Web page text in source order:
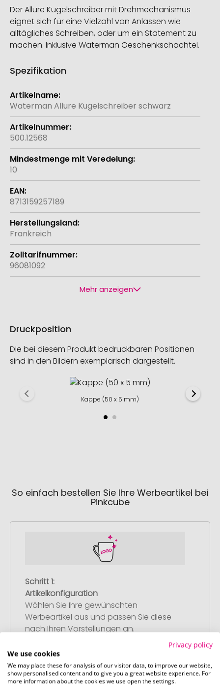
Der Allure Kugelschreiber mit Drehmechanismus
eignet sich für eine Vielzahl von Anlässen wie
alltägliches Schreiben, oder um ein Statement zu
machen. Inklusive Waterman Geschenkschachtel.
Spezifikation
Weitere
Informationen
Waterman Allure Kugelschreiber schwarz
500.12568
10
8713159257189
Frankreich
96081092
Mehr anzeigen
Druckposition
Die bei diesem Produkt bedruckbaren Positionen
sind in den Bildern exemplarisch dargestellt.
Kappe (50 x 5 mm)
So einfach bestellen Sie Ihre Werbeartikel bei
Pinkcube
Schritt 1:
Artikelkonfiguration
Wählen Sie Ihre gewünschten
Werbeartikel aus und passen Sie diese
nach Ihren Vorstellungen an.
Anschließend legen Sie die konfigurierten
Artikel in Ihren Warenkorb.
Privacy policy
We use cookies
We may place these for analysis of our visitor data, to improve our website,
show personalised content and to give you a great website experience. For
more information about the cookies we use open the settings.